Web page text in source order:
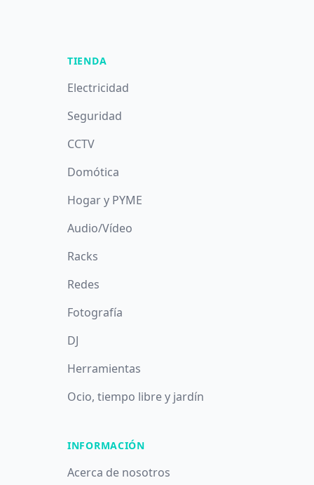
TIENDA
Electricidad
Seguridad
CCTV
Domótica
Hogar y PYME
Audio/Vídeo
Racks
Redes
Fotografía
DJ
Herramientas
Ocio, tiempo libre y jardín
INFORMACIÓN
Acerca de nosotros